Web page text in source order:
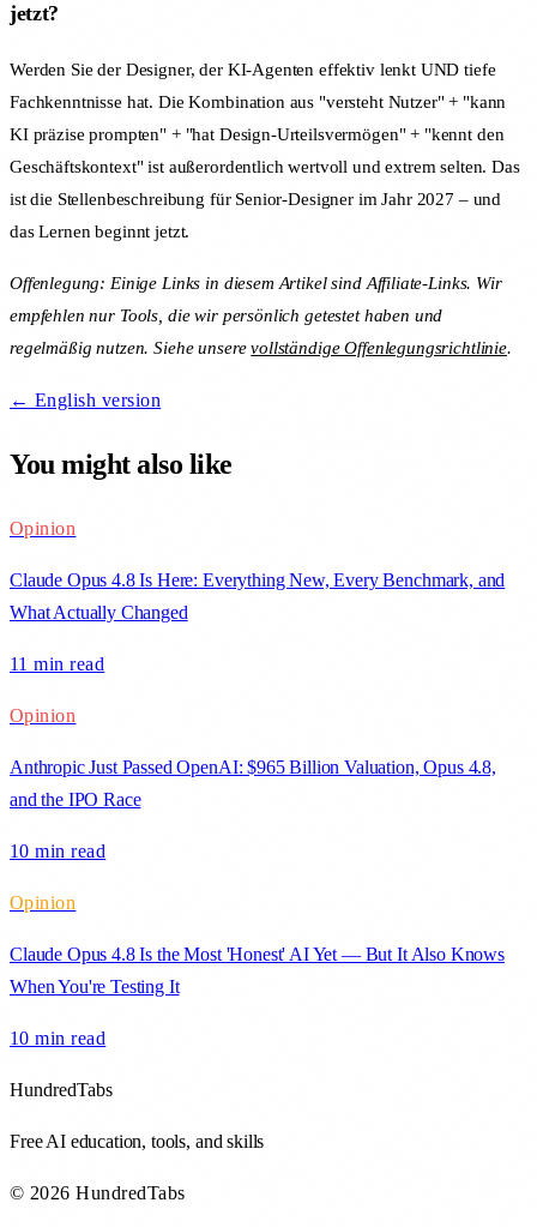
jetzt?
Werden Sie der Designer, der KI-Agenten effektiv lenkt UND tiefe
Fachkenntnisse hat. Die Kombination aus "versteht Nutzer" + "kann
KI präzise prompten" + "hat Design-Urteilsvermögen" + "kennt den
Geschäftskontext" ist außerordentlich wertvoll und extrem selten. Das
ist die Stellenbeschreibung für Senior-Designer im Jahr 2027 – und
das Lernen beginnt jetzt.
Offenlegung: Einige Links in diesem Artikel sind Affiliate-Links. Wir
empfehlen nur Tools, die wir persönlich getestet haben und
regelmäßig nutzen. Siehe unserevollständige Offenlegungsrichtlinie.
← English version
You might also like
Opinion
Claude Opus 4.8 Is Here: Everything New, Every Benchmark, and
What Actually Changed
11 min read
Opinion
Anthropic Just Passed OpenAI: $965 Billion Valuation, Opus 4.8,
and the IPO Race
10 min read
Opinion
Claude Opus 4.8 Is the Most 'Honest' AI Yet — But It Also Knows
When You're Testing It
10 min read
HundredTabs
Free AI education, tools, and skills
© 2026 HundredTabs